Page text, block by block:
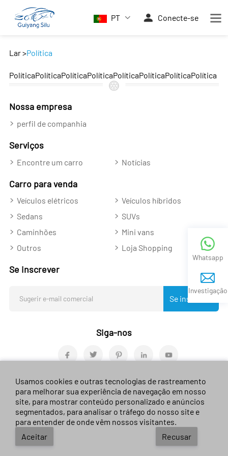
PT Conecte-se
Lar>Política
PolíticaPolíticaPolíticaPolíticaPolíticaPolíticaPolíticaPolítica
Nossa empresa
perfil de companhia
Serviços
Encontre um carro Notícias
Carro para venda
Veículos elétricos
Veículos híbridos
Sedans
SUVs
Caminhões
Mini vans
Outros
Loja Shopping
Se inscrever
Se inscrever
Siga-nos
© 2023 sales-car.com. Todos os direitos
reservados. Guizhou ICP nº 2024026624
Termos de uso / Privacidade Ambiental / Política
Whatsapp
Investigação
Usamos cookies e outras tecnologias de rastreamento
para melhorar sua experiência de navegação em nosso
site, para mostrar conteúdo personalizado e anúncios
segmentados, para analisar o tráfego do nosso site e
para entender de onde vêm nossos visitantes.
Aceitar
Recusar